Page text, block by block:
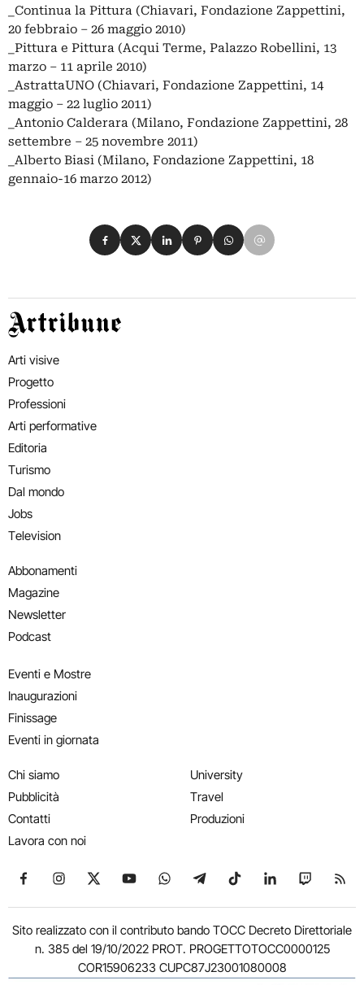
_Continua la Pittura (Chiavari, Fondazione Zappettini,
20 febbraio – 26 maggio 2010)
_Pittura e Pittura (Acqui Terme, Palazzo Robellini, 13
marzo – 11 aprile 2010)
_AstrattaUNO (Chiavari, Fondazione Zappettini, 14
maggio – 22 luglio 2011)
_Antonio Calderara (Milano, Fondazione Zappettini, 28
settembre – 25 novembre 2011)
_Alberto Biasi (Milano, Fondazione Zappettini, 18
gennaio-16 marzo 2012)
Condividi su Facebook
Condividi su X
Condividi su LinkedIn
Condividi su Pinterest
Condividi su WhatsApp
Condividi su Email
Artribune
Arti visive
Progetto
Professioni
Arti performative
Editoria
Turismo
Dal mondo
Jobs
Television
Abbonamenti
Magazine
Newsletter
Podcast
Eventi e Mostre
Inaugurazioni
Finissage
Eventi in giornata
Chi siamo
Pubblicità
Contatti
Lavora con noi
University
Travel
Produzioni
Seguici su Facebook
Seguici su Instagram
Seguici su X
Seguici su YouTube
Seguici su WhatsApp
Seguici su Telegram
Seguici su TikTok
Seguici su
Seguici
Sito realizzato con il contributo bando TOCC Decreto Direttoriale
n. 385 del 19/10/2022 PROT. PROGETTOTOCC0000125
COR15906233 CUPC87J23001080008